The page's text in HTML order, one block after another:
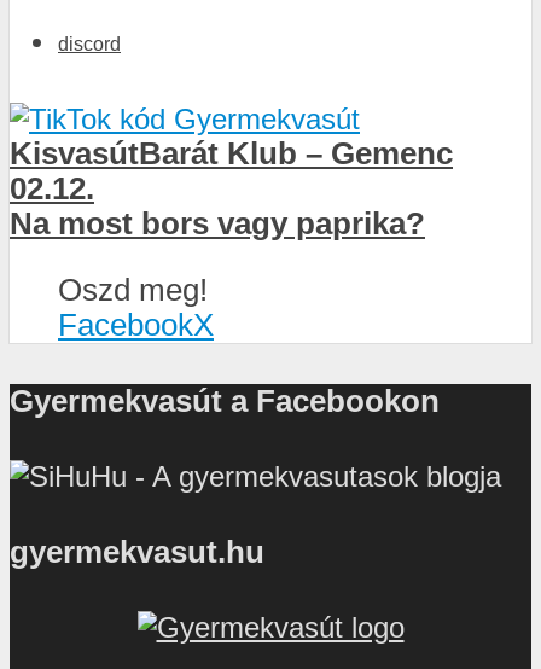
discord
KisvasútBarát Klub – Gemenc
02.12.
Na most bors vagy paprika?
Oszd meg!
FacebookX
Gyermekvasút a Facebookon
gyermekvasut.hu